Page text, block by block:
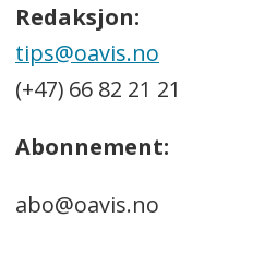
Redaksjon:
tips@oavis.no
(+47) 66 82 21 21
Abonnement:
abo@oavis.no